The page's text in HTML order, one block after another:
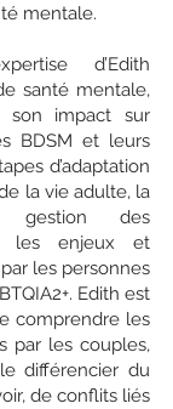
mentale.
d’Edith
santé mentale,
son impact sur
BDSM et leurs
d’adaptation
la vie adulte, la
gestion des
les enjeux et
les personnes
Edith est
comprendre les
par les couples,
différencier du
de conflits liés